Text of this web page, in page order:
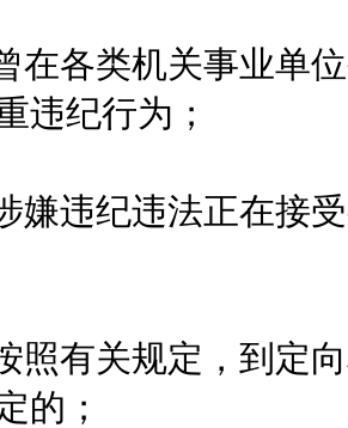
各类机关事业单位
违纪行为；
违纪违法正在接受
有关规定，到定向
的；